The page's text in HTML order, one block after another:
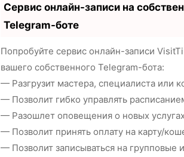
Сервис онлайн-записи на
Telegram-боте
Попробуйте сервис онлайн-записи
вашего собственного Telegram-бота:
— Разгрузит мастера, специалиста или
— Позволит гибко управлять
— Разошлет оповещения о новых
— Позволит принять оплату на карту/
— Позволит записываться на групповые